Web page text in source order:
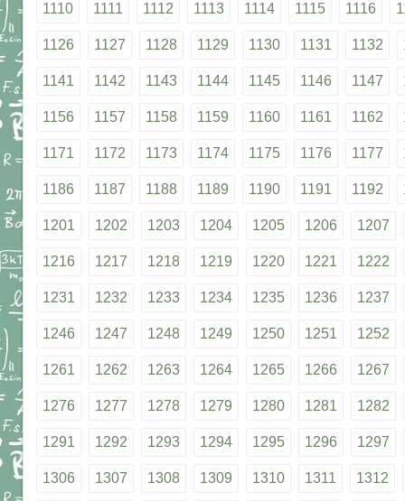
1110 1111 1112 1113 1114 1115 1116
1126 1127 1128 1129 1130 1131 1132
1141 1142 1143 1144 1145 1146 1147
1156 1157 1158 1159 1160 1161 1162
1171 1172 1173 1174 1175 1176 1177
1186 1187 1188 1189 1190 1191 1192
1201 1202 1203 1204 1205 1206 1207
1216 1217 1218 1219 1220 1221 1222
1231 1232 1233 1234 1235 1236 1237
1246 1247 1248 1249 1250 1251 1252
1261 1262 1263 1264 1265 1266 1267
1276 1277 1278 1279 1280 1281 1282
1291 1292 1293 1294 1295 1296 1297
1306 1307 1308 1309 1310 1311 1312